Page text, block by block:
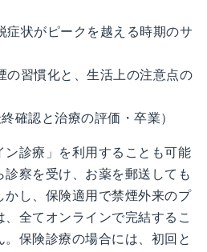
症状がピークを越える時期のサ
の習慣化と、生活上の注意点の
確認と治療の評価・卒業）
ン診療」を利用することも可能
診察を受け、お薬を郵送しても
かし、保険適用で禁煙外来のプ
、全てオンラインで完結するこ
。保険診療の場合には、初回と